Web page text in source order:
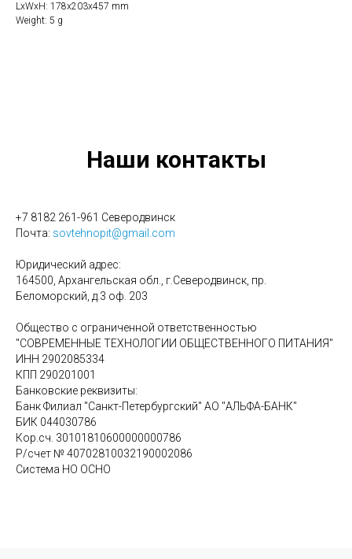
LxWxH: 178x203x457 mm
Weight: 5 g
Наши контакты
+7 8182 261-961 Северодвинск
Почта: sovtehnopit@gmail.com
Юридический адрес:
164500, Архангельская обл., г.Северодвинск, пр.
Беломорский, д.3 оф. 203
Общество с ограниченной ответственностью
"СОВРЕМЕННЫЕ ТЕХНОЛОГИИ ОБЩЕСТВЕННОГО ПИТАНИЯ"
ИНН 2902085334
КПП 290201001
Банковские реквизиты:
Банк Филиал "Санкт-Петербургский" АО "АЛЬФА-БАНК"
БИК 044030786
Кор.сч. 30101810600000000786
Р/счет № 40702810032190002086
Система НО ОСНО